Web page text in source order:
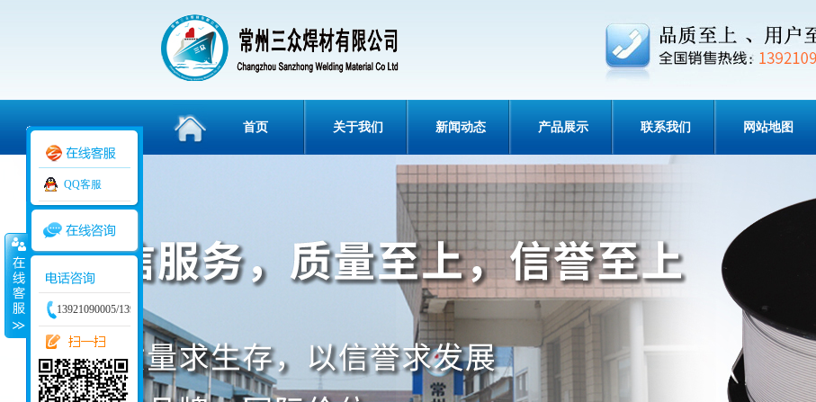
首页 关于我们 新闻动态 产品展示 联系我们 网站地图
QQ客服
13921090005/13915829234